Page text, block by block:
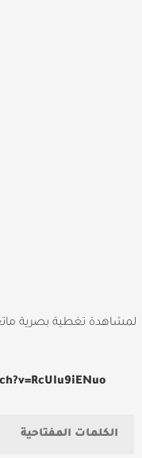
لمشاهدة تغطية بصرية
الكلمات المفتاحية